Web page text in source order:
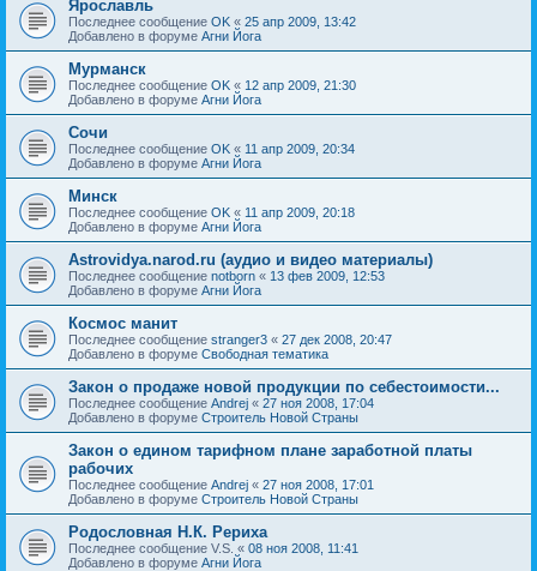
Ярославль
Последнее сообщение OK « 25 апр 2009, 13:42
Добавлено в форуме Агни Йога
Мурманск
Последнее сообщение OK « 12 апр 2009, 21:30
Добавлено в форуме Агни Йога
Сочи
Последнее сообщение OK « 11 апр 2009, 20:34
Добавлено в форуме Агни Йога
Минск
Последнее сообщение OK « 11 апр 2009, 20:18
Добавлено в форуме Агни Йога
Astrovidya.narod.ru (аудио и видео материалы)
Последнее сообщение notborn « 13 фев 2009, 12:53
Добавлено в форуме Агни Йога
Космос манит
Последнее сообщение stranger3 « 27 дек 2008, 20:47
Добавлено в форуме Свободная тематика
Закон о продаже новой продукции по себестоимости...
Последнее сообщение Andrej « 27 ноя 2008, 17:04
Добавлено в форуме Строитель Новой Страны
Закон о едином тарифном плане заработной платы
рабочих
Последнее сообщение Andrej « 27 ноя 2008, 17:01
Добавлено в форуме Строитель Новой Страны
Родословная Н.К. Рериха
Последнее сообщение V.S. « 08 ноя 2008, 11:41
Добавлено в форуме Агни Йога